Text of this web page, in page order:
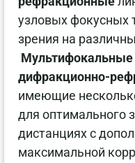
узловых фокусных
зрения на
Мультифокальные
дифракционно-
имеющие
для оптимального
дистанциях с
максимальной